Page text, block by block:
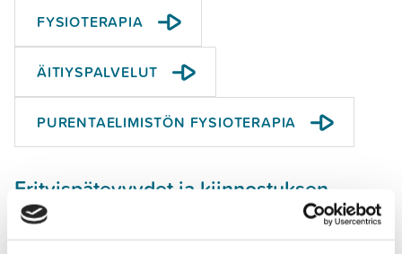
FYSIOTERAPIA
ÄITIYSPALVELUT
PURENTAELIMISTÖN FYSIOTERAPIA
Erityispätevyydet ja kiinnostuksen
kohteet
Lantionpohjan fysioterapia